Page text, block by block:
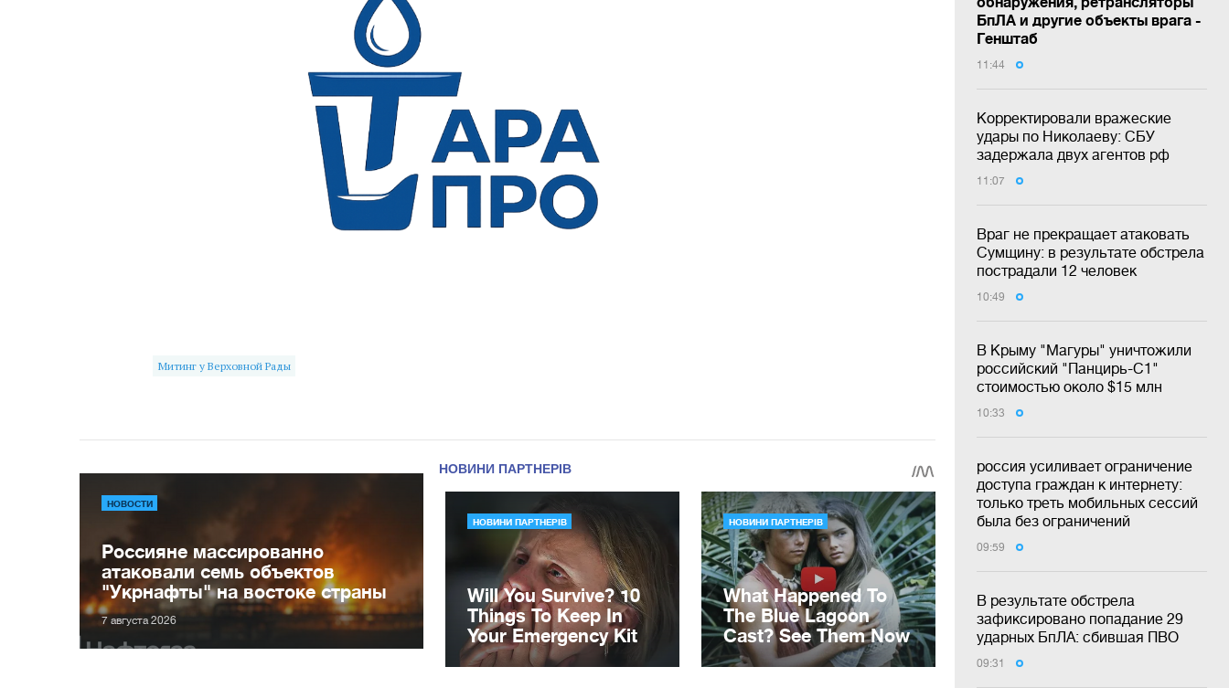
БпЛА и другие объекты врага -
Генштаб
11:44
Корректировали вражеские
удары по Николаеву: СБУ
задержала двух агентов рф
11:07
Враг не прекращает атаковать
Сумщину: в результате обстрела
пострадали 12 человек
10:49
В Крыму "Магуры" уничтожили
российский "Панцирь-С1"
стоимостью около $15 млн
10:33
россия усиливает ограничение
доступа граждан к интернету:
только треть мобильных сессий
была без ограничений
09:59
В результате обстрела
зафиксировано попадание 29
ударных БпЛА: сбившая ПВО
09:31
Митинг у Верховной Рады
НОВОСТИ
Россияне массированно
атаковали семь объектов
"Укрнафты" на востоке страны
7 августа 2026